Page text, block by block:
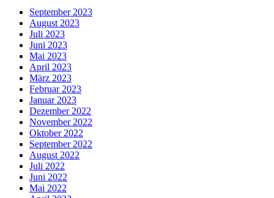
September 2023
August 2023
Juli 2023
Juni 2023
Mai 2023
April 2023
März 2023
Februar 2023
Januar 2023
Dezember 2022
November 2022
Oktober 2022
September 2022
August 2022
Juli 2022
Juni 2022
Mai 2022